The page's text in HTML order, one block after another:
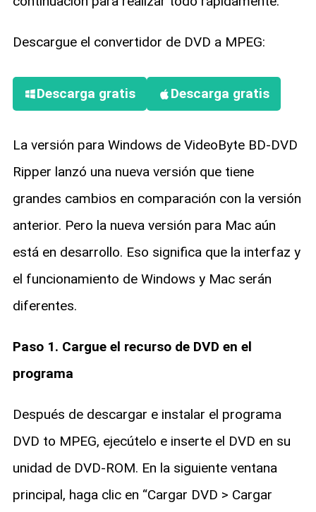
Descargue el convertidor de DVD a MPEG:
Descarga gratis Descarga gratis
La versión para Windows de VideoByte BD-DVD
Ripper lanzó una nueva versión que tiene
grandes cambios en comparación con la versión
anterior. Pero la nueva versión para Mac aún
está en desarrollo. Eso significa que la interfaz y
el funcionamiento de Windows y Mac serán
diferentes.
Paso 1. Cargue el recurso de DVD en el
programa
Después de descargar e instalar el programa
DVD to MPEG, ejecútelo e inserte el DVD en su
unidad de DVD-ROM. En la siguiente ventana
principal, haga clic en “Cargar DVD > Cargar